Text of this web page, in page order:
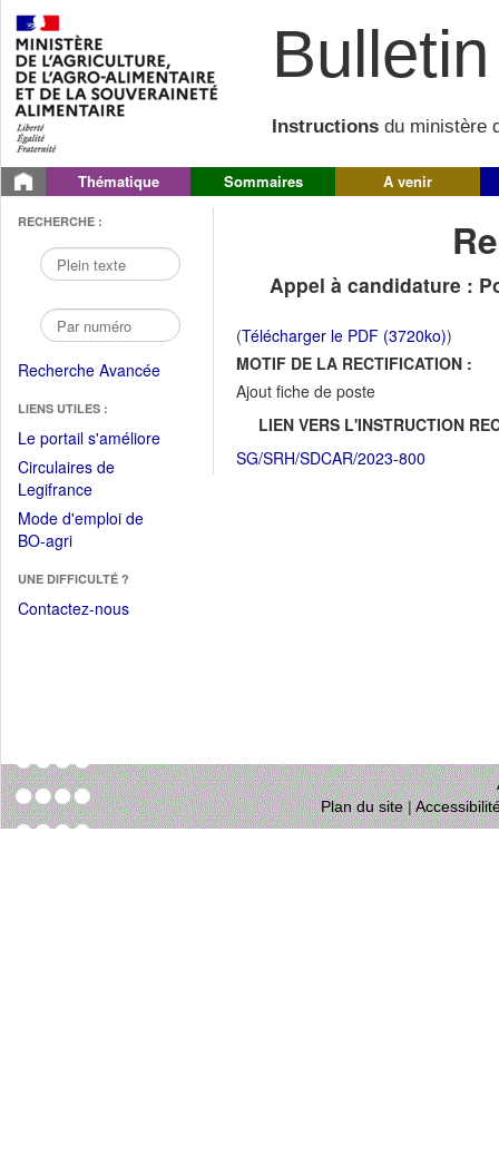
Instructions du ministère
Thématique Sommaires A venir
RECHERCHE :
Recherche Avancée
LIENS UTILES :
Le portail s'améliore(Fichier
Circulaires de
Legifrance(Ouvrir
dans
une
fenêtre)
Mode d'emploi de
BO-agri(Ouvrir
une
nouvelle
UNE DIFFICULTÉ ?
Contactez-nous
Appel à candidature :
(Télécharger le PDF (3720ko))
MOTIF DE LA RECTIFICATION :
Ajout fiche de poste
LIEN VERS L'INSTRUCTION
SG/SRH/SDCAR/2023-800
Plan du site|